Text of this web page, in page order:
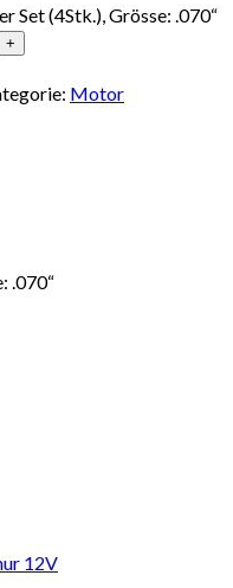
Set (4Stk.), Grösse: .070“
Motor
.070“
12V